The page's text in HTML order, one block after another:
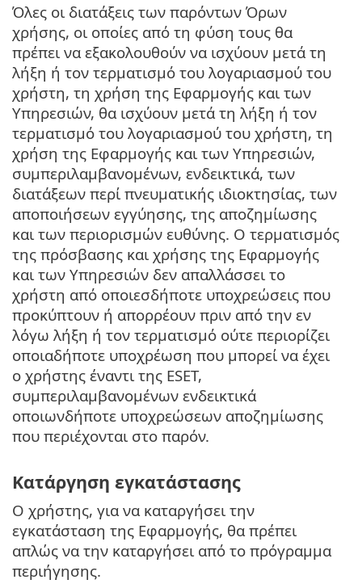
Όλες οι διατάξεις των παρόντων Όρων
χρήσης, οι οποίες από τη φύση τους θα
πρέπει να εξακολουθούν να ισχύουν μετά τη
λήξη ή τον τερματισμό του λογαριασμού του
χρήστη, τη χρήση της Εφαρμογής και των
Υπηρεσιών, θα ισχύουν μετά τη λήξη ή τον
τερματισμό του λογαριασμού του χρήστη, τη
χρήση της Εφαρμογής και των Υπηρεσιών,
συμπεριλαμβανομένων, ενδεικτικά, των
διατάξεων περί πνευματικής ιδιοκτησίας, των
αποποιήσεων εγγύησης, της αποζημίωσης
και των περιορισμών ευθύνης. Ο τερματισμός
της πρόσβασης και χρήσης της Εφαρμογής
και των Υπηρεσιών δεν απαλλάσσει το
χρήστη από οποιεσδήποτε υποχρεώσεις που
προκύπτουν ή απορρέουν πριν από την εν
λόγω λήξη ή τον τερματισμό ούτε περιορίζει
οποιαδήποτε υποχρέωση που μπορεί να έχει
ο χρήστης έναντι της ESET,
συμπεριλαμβανομένων ενδεικτικά
οποιωνδήποτε υποχρεώσεων αποζημίωσης
που περιέχονται στο παρόν.
Κατάργηση εγκατάστασης
Ο χρήστης, για να καταργήσει την
εγκατάσταση της Εφαρμογής, θα πρέπει
απλώς να την καταργήσει από το πρόγραμμα
περιήγησης.